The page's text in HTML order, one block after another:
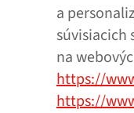
a
súvisiacich
na
https://
https://